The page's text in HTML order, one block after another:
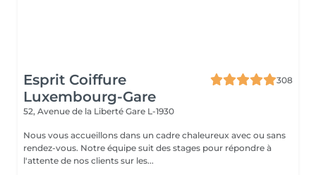
Esprit Coiffure
Luxembourg-Gare
308
52, Avenue de la Liberté Gare L-1930
Nous vous accueillons dans un cadre chaleureux avec ou sans
rendez-vous. Notre équipe suit des stages pour répondre à
l'attente de nos clients sur les...